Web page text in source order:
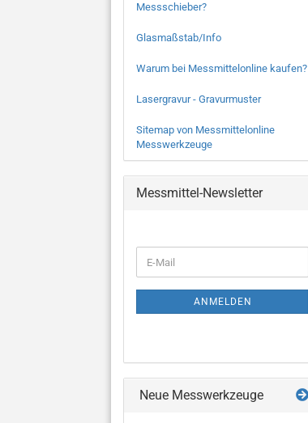
Messschieber?
Glasmaßstab/Info
Warum bei Messmittelonline kaufen?
Lasergravur - Gravurmuster
Sitemap von Messmittelonline
Messwerkzeuge
Messmittel-Newsletter
ZUR
ANMELDUNG
E-
Mail
ANMELDEN
Neue Messwerkzeuge